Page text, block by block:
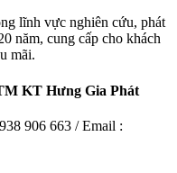
lĩnh vực nghiên cứu, phát
năm, cung cấp cho khách
mãi.
KT Hưng Gia Phát
906 663 / Email :